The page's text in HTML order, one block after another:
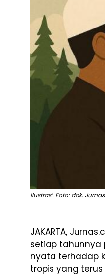
Ilustrasi. Foto: dok. Jurnas
JAKARTA,
setiap tahunnya
nyata terhadap
tropis yang